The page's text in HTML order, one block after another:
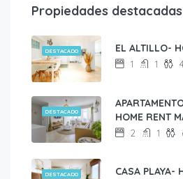
Propiedades destacadas
DESTACADO EL ALTILLO-
1 1 4
DESTACADO
HOME RENT
2 1
DESTACADO CASA PLAYA-